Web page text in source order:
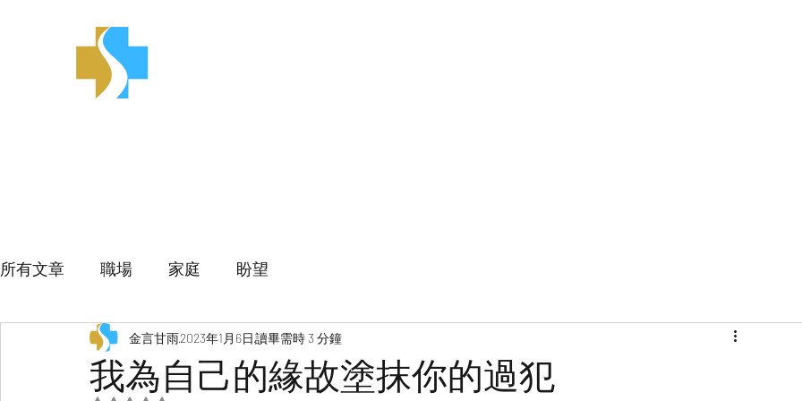
所有文章 職場 家庭 盼望
我為自己的緣故塗抹你的過犯
金言甘雨2023年1月6日讀畢需時 3 分鐘